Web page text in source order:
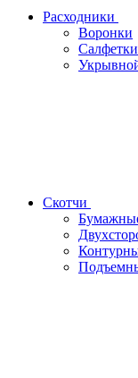
Расходники
Воронки
Салфетки
Скотчи